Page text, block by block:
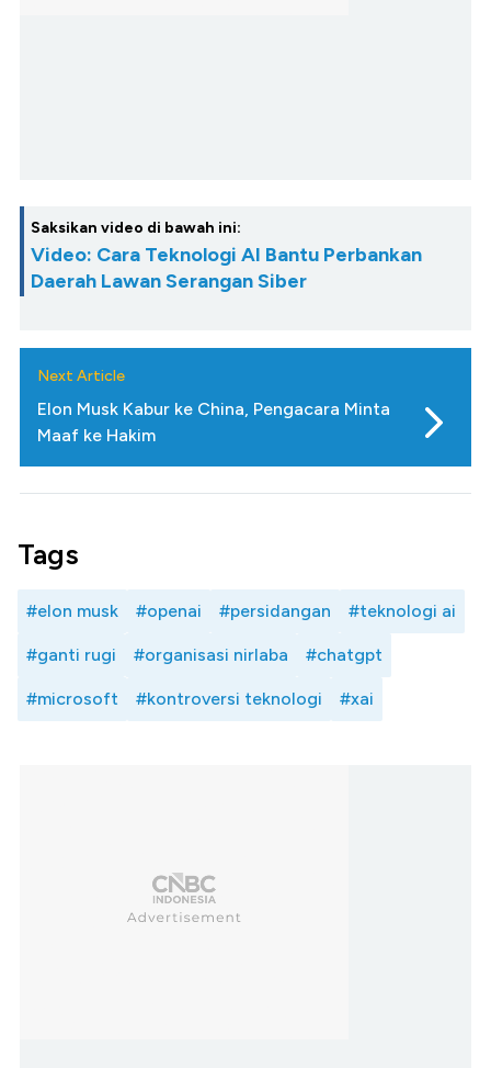
Saksikan video di bawah ini:
Video: Cara Teknologi AI Bantu Perbankan
Daerah Lawan Serangan Siber
Next Article
Elon Musk Kabur ke China, Pengacara Minta
Maaf ke Hakim
Tags
#elon musk #openai #persidangan #teknologi ai
#ganti rugi #organisasi nirlaba #chatgpt
#microsoft #kontroversi teknologi #xai